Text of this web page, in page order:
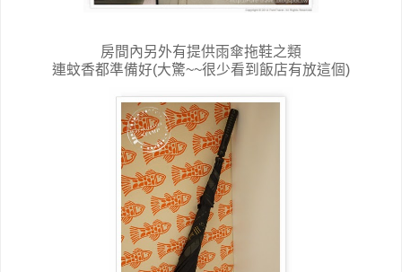
房間內另外有提供雨傘拖鞋之類
連蚊香都準備好(大驚~~很少看到飯店有放這個)